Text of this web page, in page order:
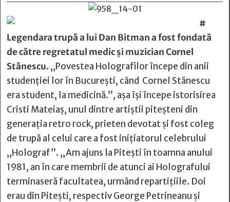
#
Legendara trupă a lui Dan Bitman a fost fondată
de către regretatul medic și muzician Cornel
Stănescu.„Povestea Holografilor începe din anii
studenției lor în București, când Cornel Stănescu
era student, la medicină.”, așa își începe istorisirea
Cristi Mateiaș, unul dintre artiștii piteșteni din
generația retro rock, prieten devotat şi fost coleg
de trupă al celui care a fost inițiatorul celebrului
„Holograf”. „Am ajuns la Piteşti în toamna anului
1981, an în care membrii de atunci ai Holografului
terminaseră facultatea, urmând repartiţiile. Doi
erau din Piteşti, respectiv George Petrineanu şi